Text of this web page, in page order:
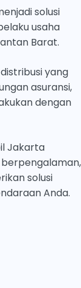
solusi
usaha
Barat.
yang
asuransi,
dengan
Jakarta
solusi
Anda.